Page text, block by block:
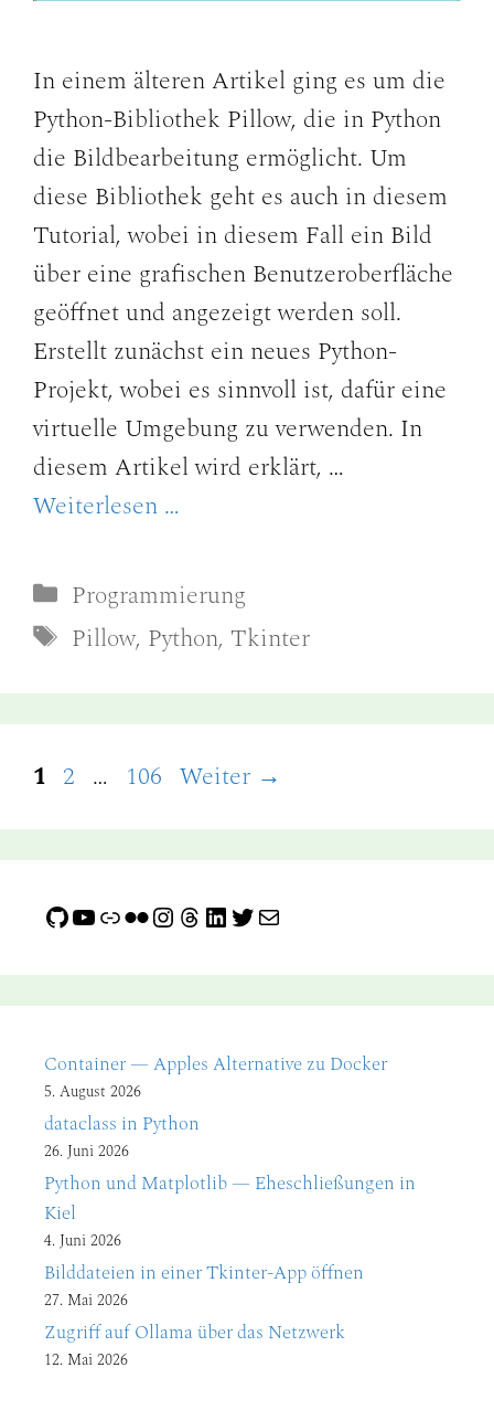
In einem älteren Artikel ging es um die
Python-Bibliothek Pillow, die in Python
die Bildbearbeitung ermöglicht. Um
diese Bibliothek geht es auch in diesem
Tutorial, wobei in diesem Fall ein Bild
über eine grafischen Benutzeroberfläche
geöffnet und angezeigt werden soll.
Erstellt zunächst ein neues Python-
Projekt, wobei es sinnvoll ist, dafür eine
virtuelle Umgebung zu verwenden. In
diesem Artikel wird erklärt, …
Weiterlesen …
Kategorien
Programmierung
Schlagwörter
Pillow, Python, Tkinter
Seite
1 Seite
2 … Seite
106 Weiter →
GitHub
YouTube
LinkFlickr
Instagram
Threads
LinkedIn
Twitter
E-Mail
Container — Apples Alternative zu Docker
5. August 2026
dataclass in Python
26. Juni 2026
Python und Matplotlib — Eheschließungen in
Kiel
4. Juni 2026
Bilddateien in einer Tkinter-App öffnen
27. Mai 2026
Zugriff auf Ollama über das Netzwerk
12. Mai 2026